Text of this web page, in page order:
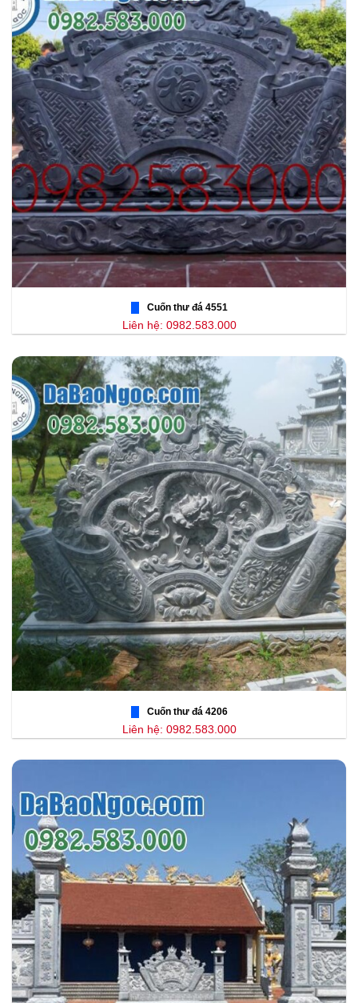
Cuốn thư đá 4551
Liên hệ: 0982.583.000
Cuốn thư đá 4206
Liên hệ: 0982.583.000